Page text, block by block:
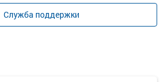
Служба поддержки